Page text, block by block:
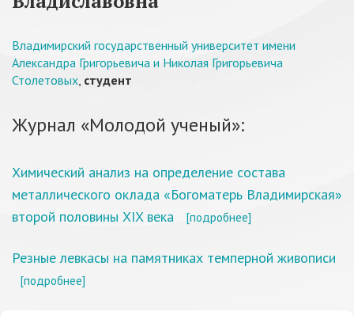
Владимирский государственный университет имени
Александра Григорьевича и Николая Григорьевича
Столетовых, студент
Журнал «Молодой ученый»:
Химический анализ на определение состава
металлического оклада «Богоматерь Владимирская»
второй половины XIX века
[подробнее]
Резные левкасы на памятниках темперной живописи
[подробнее]